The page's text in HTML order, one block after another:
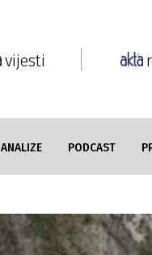
vijesti
ANALIZE PODCAST